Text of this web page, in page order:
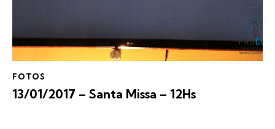
FOTOS
13/01/2017 – Santa Missa – 12Hs